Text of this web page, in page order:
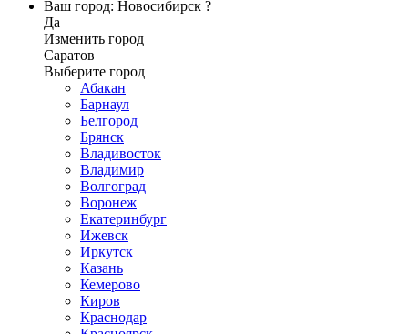
Ваш город: Новосибирск ?
Да
Изменить город
Саратов
Выберите город
Абакан
Барнаул
Белгород
Брянск
Владивосток
Владимир
Волгоград
Воронеж
Екатеринбург
Ижевск
Иркутск
Казань
Кемерово
Киров
Краснодар